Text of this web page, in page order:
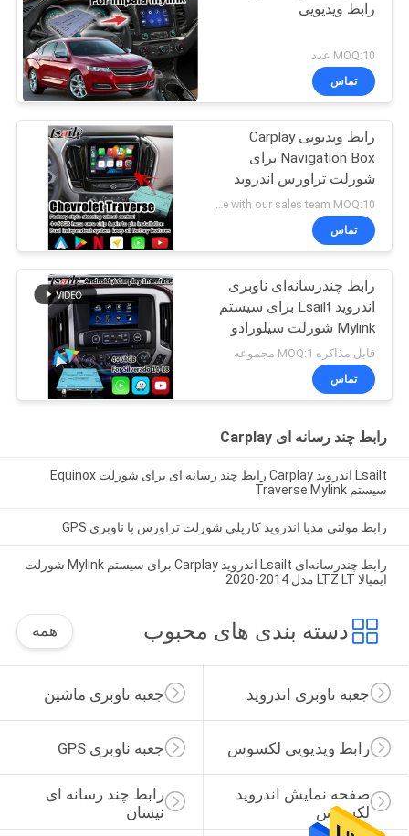
رابط ویدیویی
MOQ:10 عدد
تماس
رابط ویدیویی Carplay
Navigation Box برای
شورلت تراورس اندروید
خودکار
تماس
رابط چندرسانه‌ای ناوبری
اندروید Lsailt برای سیستم
Mylink شورلت سیلورادو
1500 2500 3500 مدل
2014-2019
قابل مذاکره MOQ:1 مجموعه
تماس
رابط چند رسانه ای Carplay
Lsailt اندروید Carplay رابط چند رسانه ای برای شورلت Equinox
سیستم Traverse Mylink
رابط مولتی مدیا اندروید کارپلی شورلت تراورس با ناوبری GPS
رابط چندرسانه‌ای Lsailt اندروید Carplay برای سیستم Mylink شورلت
ایمپالا LTZ LT مدل 2014-2020
دسته بندی های محبوب همه
جعبه ناوبری ماشین جعبه ناوبری اندروید
جعبه ناوبری GPS رابط ویدیویی لکسوس
رابط چند رسانه ای
نیسان
صفحه نمایش اندروید
لکسوس